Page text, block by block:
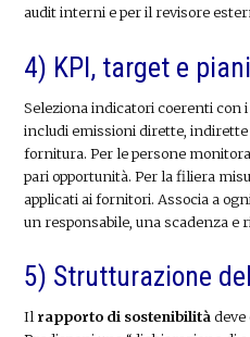
audit interni e per il revisore
4) KPI, target e piani
Seleziona indicatori coerenti con
includi emissioni dirette, indirette
fornitura. Per le persone
pari opportunità. Per la filiera
applicati ai fornitori. Associa a
un responsabile, una scadenza e
5) Strutturazione
Il rapporto di sostenibilità deve